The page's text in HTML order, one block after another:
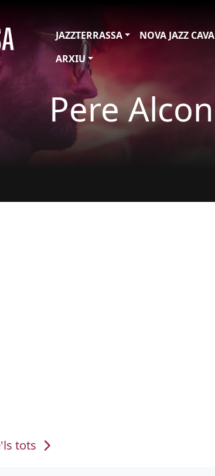
JAZZTERRASSA
NOVA JAZZ CAVA
ARXIU
Pere Alcon
tots